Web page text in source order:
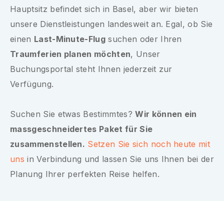
Hauptsitz befindet sich in Basel, aber wir bieten
unsere Dienstleistungen landesweit an. Egal, ob Sie
einen Last-Minute-Flug suchen oder Ihren
Traumferien planen möchten, Unser
Buchungsportal steht Ihnen jederzeit zur
Verfügung.
Suchen Sie etwas Bestimmtes?Wir können ein
massgeschneidertes Paket für Sie
zusammenstellen. Setzen Sie sich noch heute mit
uns in Verbindung und lassen Sie uns Ihnen bei der
Planung Ihrer perfekten Reise helfen.